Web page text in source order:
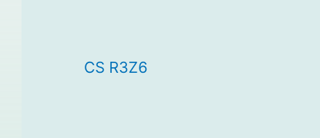
CS R3Z6